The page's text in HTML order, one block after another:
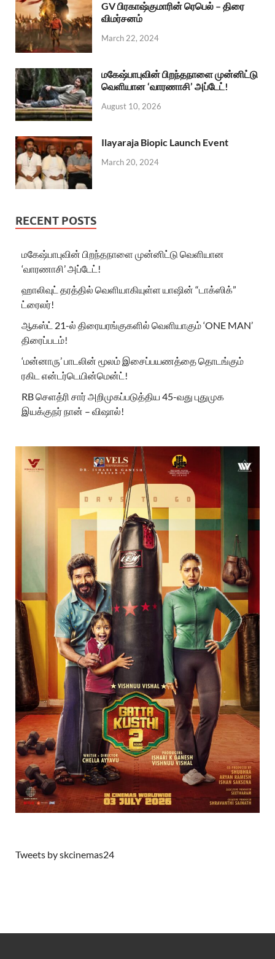
GV பிரகாஷ்குமாரின் ரெபெல் – திரை
விமர்சனம்
March 22, 2024
மகேஷ்பாபுவின் பிறந்தநாளை முன்னிட்டு
வெளியான ‘வாரணாசி’ அப்டேட்!
August 10, 2026
Ilayaraja Biopic Launch Event
March 20, 2024
RECENT POSTS
மகேஷ்பாபுவின் பிறந்தநாளை முன்னிட்டு வெளியான
‘வாரணாசி’ அப்டேட்!
ஹாலிவுட் தரத்தில் வெளியாகியுள்ள யாஷின் “டாக்ஸிக்”
ட்ரைலர்!
ஆகஸ்ட் 21-ல் திரையரங்குகளில் வெளியாகும் ‘ONE MAN’
திரைப்படம்!
‘மன்னாரு’ பாடலின் மூலம் இசைப்பயணத்தை தொடங்கும்
ரகிட என்டர்டெயின்மென்ட்!
RB செளத்ரி சார் அறிமுகப்படுத்திய 45-வது புதுமுக
இயக்குநர் நான் – விஷால்!
Tweets by skcinemas24